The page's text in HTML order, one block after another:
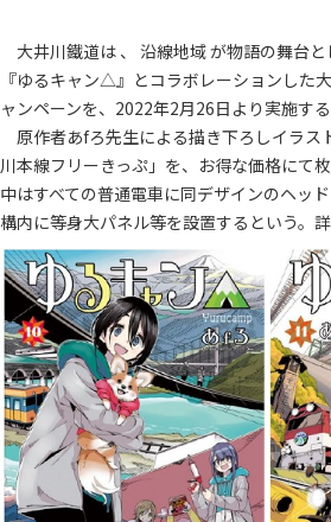
大井川鐵道は 、 沿線地域 が物語の舞台
『ゆるキャン△』とコラボレーションした
ャンペーンを、2022年2月26日より実施する
原作者あfろ先生による描き下ろしイラス
川本線フリーきっぷ」を、お得な価格にて
中はすべての普通電車に同デザインのヘッ
構内に等身大パネル等を設置するという。詳